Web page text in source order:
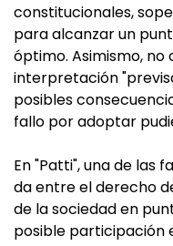
constitucionales,
para alcanzar un
óptimo. Asimismo,
interpretación
posibles
fallo por adoptar
En "Patti", una de las
da entre el derecho
de la sociedad en
posible participación